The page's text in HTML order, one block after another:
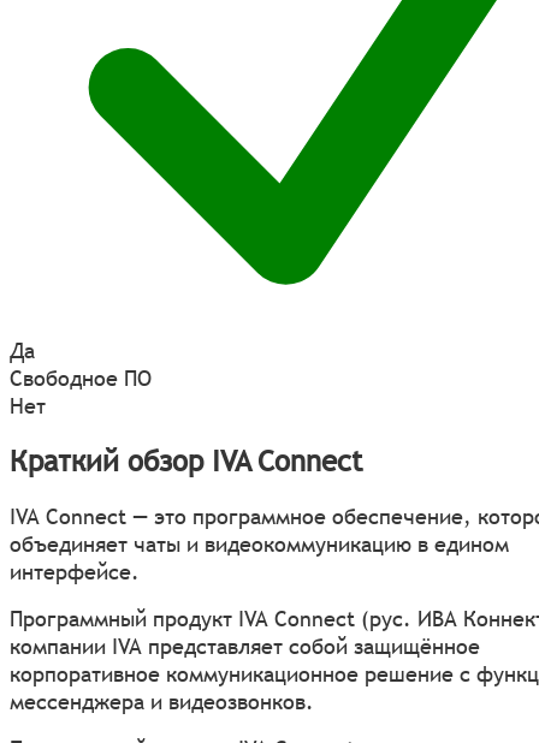
Да
Свободное ПО
Нет
Краткий обзор IVA Connect
IVA Connect — это программное обеспечение,
объединяет чаты и видеокоммуникацию в едином
интерфейсе.
Программный продукт IVA Connect (рус. ИВА
компании IVA представляет собой защищённое
корпоративное коммуникационное решение с
мессенджера и видеозвонков.